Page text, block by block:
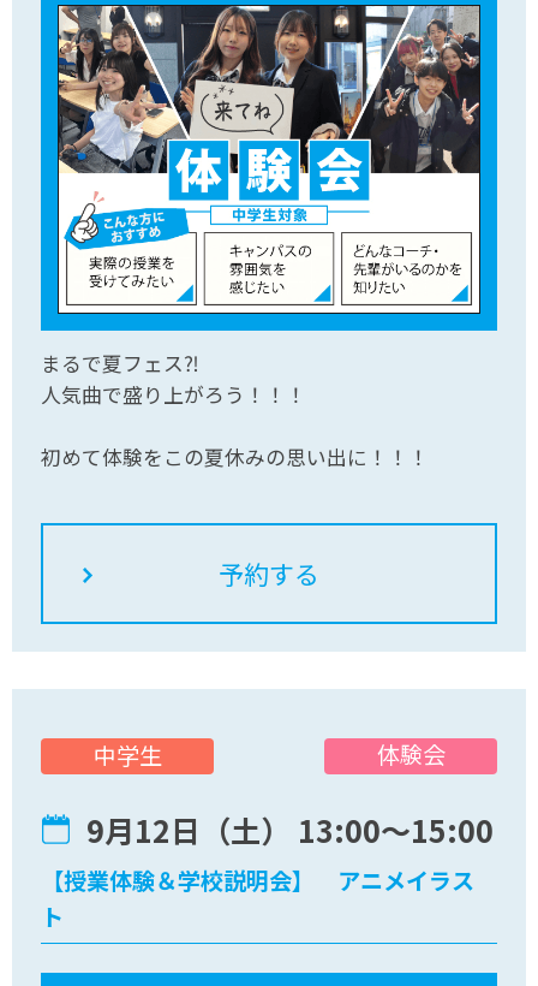
まるで夏フェス⁈
人気曲で盛り上がろう！！！
初めて体験をこの夏休みの思い出に！！！
体験会
9月12日（土） 13:00〜15:00
中学生
【授業体験＆学校説明会】 アニメイラス
ト